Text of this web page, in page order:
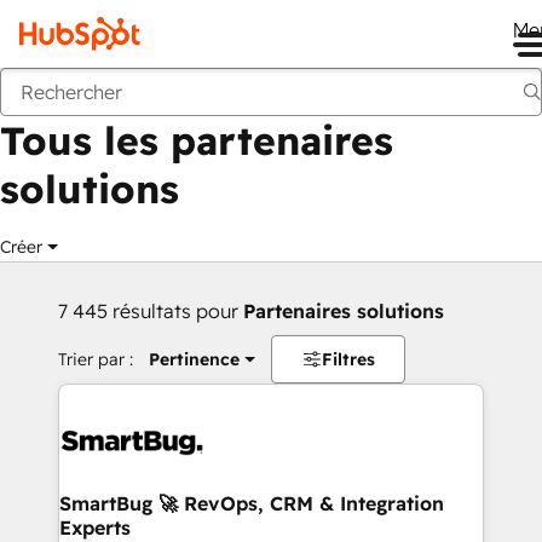
Retour
Tous les partenaires
solutions
Créer
7 445 résultats pour Partenaires solutions
Trier par : Pertinence Filtres
SmartBug 🚀 RevOps, CRM & Integration
Experts